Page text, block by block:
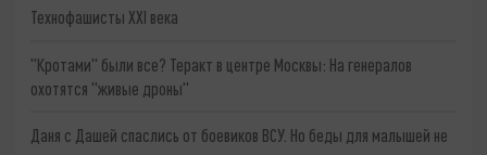
Технофашисты XXI века
"Кротами" были все? Теракт в центре Москвы: На генералов
охотятся "живые дроны"
Даня с Дашей спаслись от боевиков ВСУ. Но беды для малышей не